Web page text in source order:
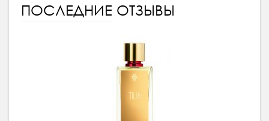
ПОСЛЕДНИЕ ОТЗЫВЫ